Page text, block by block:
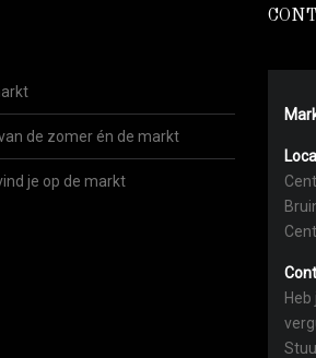
de zomer én de markt
je op de markt